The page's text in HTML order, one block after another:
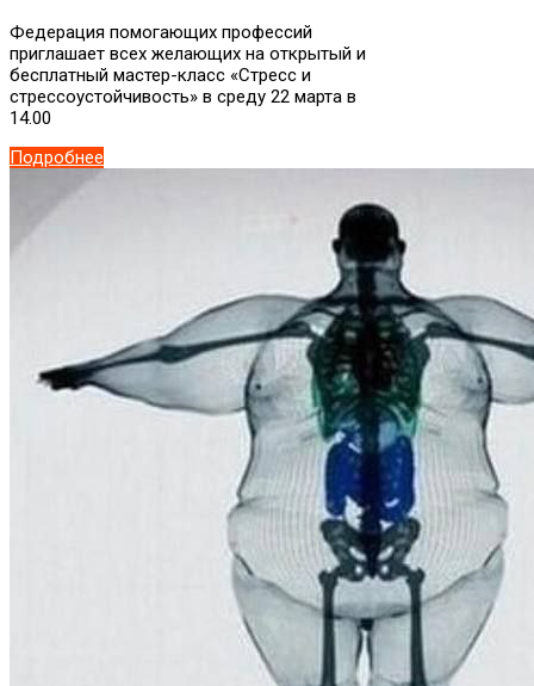
Федерация помогающих профессий
приглашает всех желающих на открытый и
бесплатный мастер-класс «Стресс и
стрессоустойчивость» в среду 22 марта в
14.00
Подробнее